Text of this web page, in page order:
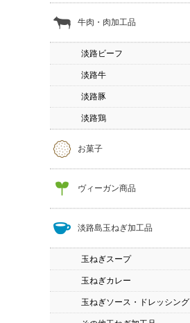
牛肉・肉加工品
淡路ビーフ
淡路牛
淡路豚
淡路鶏
お菓子
ヴィーガン商品
淡路島玉ねぎ加工品
玉ねぎスープ
玉ねぎカレー
玉ねぎソース・ドレッシング